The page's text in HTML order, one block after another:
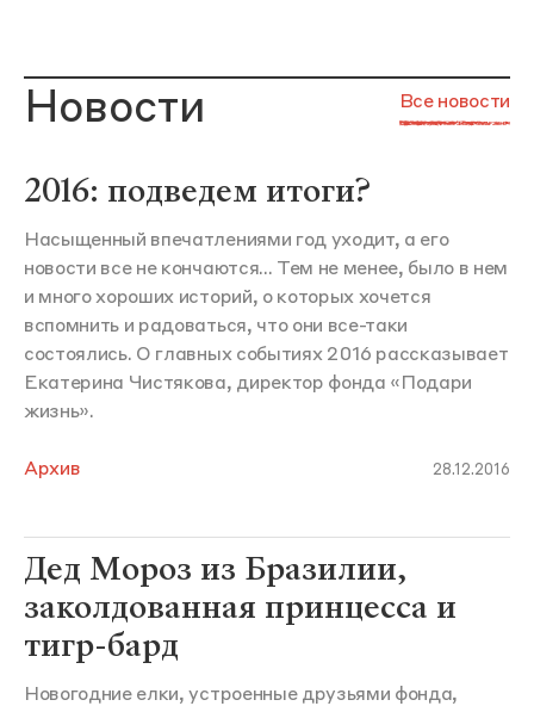
Новости Все новости
2016: подведем итоги?
Насыщенный впечатлениями год уходит, а его
новости все не кончаются... Тем не менее, было в нем
и много хороших историй, о которых хочется
вспомнить и радоваться, что они все-таки
состоялись. О главных событиях 2016 рассказывает
Екатерина Чистякова, директор фонда «Подари
жизнь».
Архив 28.12.2016
Дед Мороз из Бразилии,
заколдованная принцесса и
тигр-бард
Новогодние елки, устроенные друзьями фонда,